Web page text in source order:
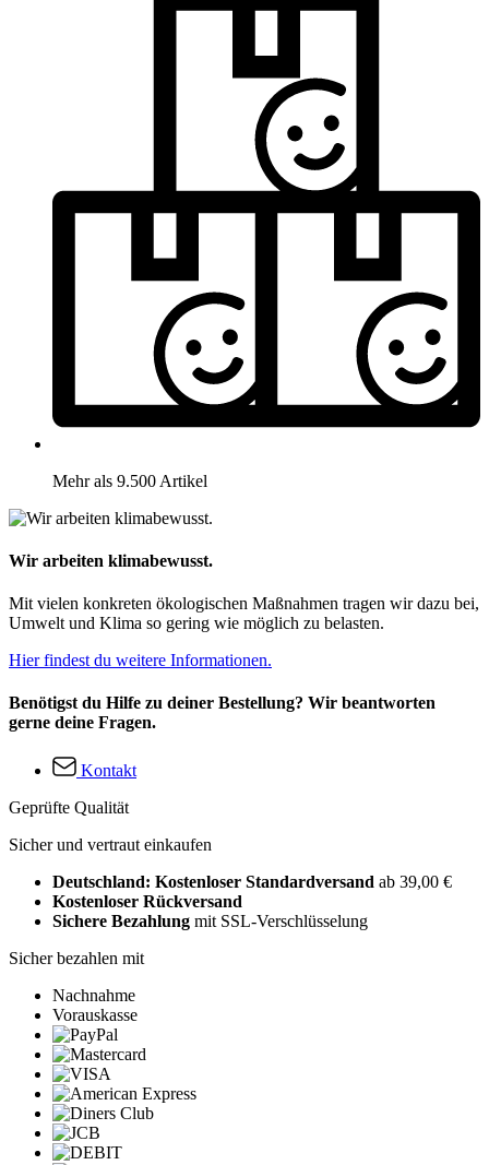
Mehr als 9.500 Artikel
Wir arbeiten klimabewusst.
Mit vielen konkreten ökologischen Maßnahmen tragen wir dazu bei,
Umwelt und Klima so gering wie möglich zu belasten.
Hier findest du weitere Informationen.
Benötigst du Hilfe zu deiner Bestellung? Wir beantworten
gerne deine Fragen.
Kontakt
Geprüfte Qualität
Sicher und vertraut einkaufen
Deutschland: Kostenloser Standardversand ab 39,00 €
Kostenloser Rückversand
Sichere Bezahlung mit SSL-Verschlüsselung
Sicher bezahlen mit
Nachnahme
Vorauskasse